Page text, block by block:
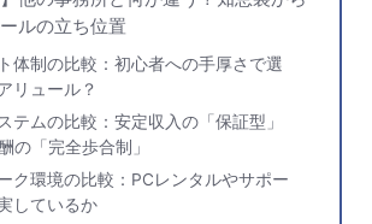
ルの立ち位置
体制の比較：初心者への手厚さで選
リュール？
テムの比較：安定収入の「保証型」
の「完全歩合制」
ク環境の比較：PCレンタルやサポー
しているか